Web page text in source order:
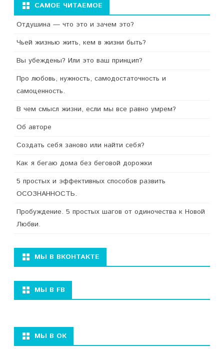
САМОЕ ЧИТАЕМОЕ
Отдушина — что это и зачем это?
Чьей жизнью жить, кем в жизни быть?
Вы убеждены? Или это ваш принцип?
Про любовь, нужность, самодостаточность и
самоценность.
В чем смысл жизни, если мы все равно умрем?
Об авторе
Создать себя заново или найти себя?
Как я бегаю дома без беговой дорожки
5 простых и эффективных способов развить
ОСОЗНАННОСТЬ.
Пробуждение. 5 простых шагов от одиночества к Новой
Любви.
МЫ В ВКОНТАКТЕ
МЫ В FB
МЫ В ОК